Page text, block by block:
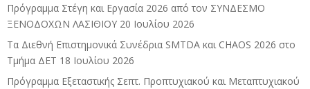
Πρόγραμμα Στέγη και Εργασία 2026 από τον ΣΥΝΔΕΣΜΟ
ΞΕΝΟΔΟΧΩΝ ΛΑΣΙΘΙΟΥ 20 Ιουλίου 2026
Τα Διεθνή Επιστημονικά Συνέδρια SMTDA και CHAOS 2026 στο
Τμήμα ΔΕΤ 18 Ιουλίου 2026
Πρόγραμμα Εξεταστικής Σεπτ. Προπτυχιακού και Μεταπτυχιακού